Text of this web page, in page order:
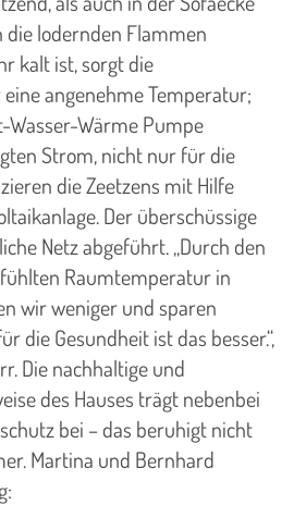
lodernden Flammen
kalt ist, sorgt die
angenehme Temperatur;
Wärme Pumpe
Strom, nicht nur für die
die Zeetzens mit Hilfe
Der überschüssige
Netz abgeführt. „Durch den
Raumtemperatur in
wir weniger und sparen
die Gesundheit ist das besser.“,
Die nachhaltige und
des Hauses trägt nebenbei
bei – das beruhigt nicht
Martina und Bernhard